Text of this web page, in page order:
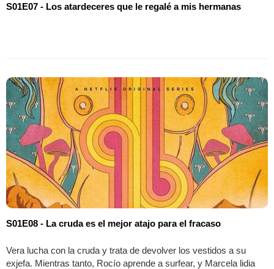
S01E07 - Los atardeceres que le regalé a mis hermanas
S01E08 - La cruda es el mejor atajo para el fracaso
Vera lucha con la cruda y trata de devolver los vestidos a su
exjefa. Mientras tanto, Rocío aprende a surfear, y Marcela lidia